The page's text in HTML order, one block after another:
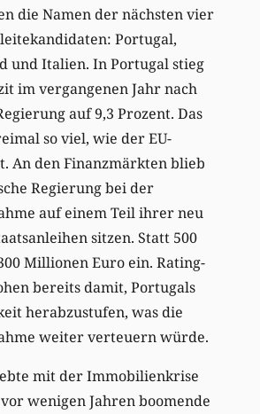
die Namen der nächsten vier
Portugal,
und Italien. In Portugal stieg
im vergangenen Jahr nach
auf 9,3 Prozent. Das
so viel, wie der EU-
An den Finanzmärkten blieb
Regierung bei der
auf einem Teil ihrer neu
sitzen. Statt 500
Millionen Euro ein. Rating-
bereits damit, Portugals
herabzustufen, was die
weiter verteuern würde.
mit der Immobilienkrise
wenigen Jahren boomende